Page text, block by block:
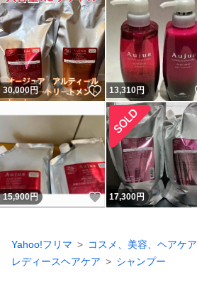
30,000円 いいね！
13,310円
15,900円 いいね！
17,300円
Yahoo!フリマ
コスメ、美容、ヘアケア
レディースヘアケア
シャンプー